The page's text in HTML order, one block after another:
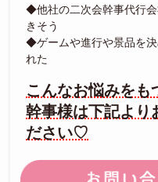
◆他社の二次会幹事代行
きそう
◆ゲームや進行や景品を
れた
こんなお悩みをも
幹事様は下記より
ださい♡